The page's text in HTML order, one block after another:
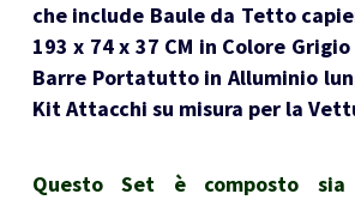
che include Baule da Tetto
193 x 74 x 37 CM in Colore
Barre Portatutto in Alluminio
Kit Attacchi su misura per la
Questo Set è composto